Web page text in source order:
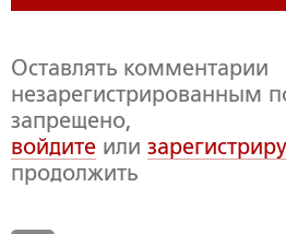
Оставлять комментарии
незарегистрированным
запрещено,
войдите или
продолжить